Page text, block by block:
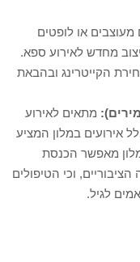
מעוצבים או לופטים
מחדש לאירוע ספא.
הקייטרינג ובהבאת
מתאים לאירוע
אירועים במלון המציע
מאפשר הכנסת
וכי הטיפולים
לגיל.